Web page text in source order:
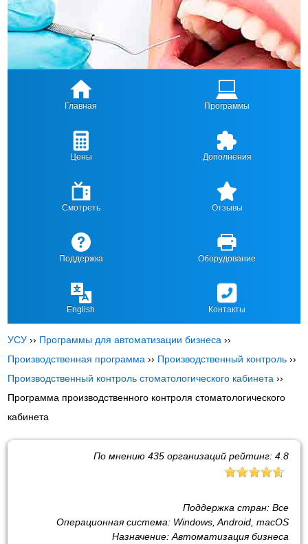
Главная Программы
Цены Дополнения
Смотреть Отзывы
Поддержка Оборудование
English Контакты
УСУ ›› Программы для автоматизации бизнеса ››
Производственная программа ›› Производственный контроль ››
Производственный контроль стоматологического кабинета ››
Программа производственного контроля стоматологического
кабинета
По мнению 435организаций рейтинг: 4.8
Поддержка стран: Все
Операционная система: Windows, Android, macOS
Назначение: Автоматизация бизнеса